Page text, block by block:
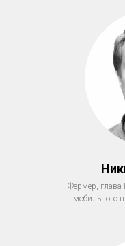
Фермер, глава
мобильного